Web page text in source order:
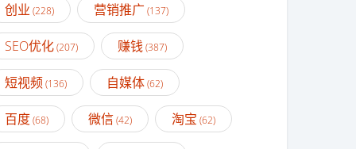
创业 (228) 营销推广 (137)
SEO优化(207) 赚钱(387)
短视频(136) 自媒体(62)
百度(68) 微信(42) 淘宝 (62)